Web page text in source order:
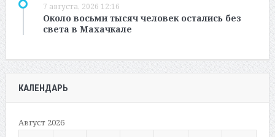
7 августа, 2026 12:16
Около восьми тысяч человек остались без
света в Махачкале
КАЛЕНДАРЬ
Август 2026